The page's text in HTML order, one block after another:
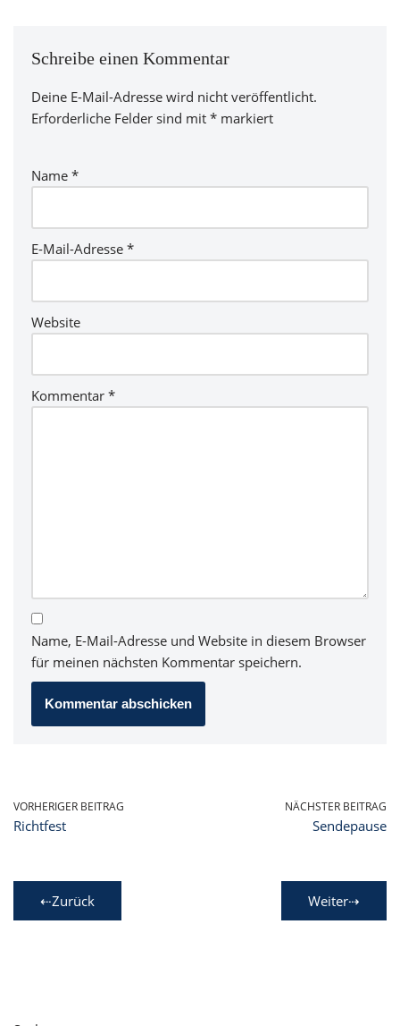
Schreibe einen Kommentar
Deine E-Mail-Adresse wird nicht veröffentlicht.
Erforderliche Felder sind mit * markiert
Name *
E-Mail-Adresse *
Website
Kommentar *
Name, E-Mail-Adresse und Website in diesem Browser
für meinen nächsten Kommentar speichern.
VORHERIGER BEITRAG
Richtfest
NÄCHSTER BEITRAG
Sendepause
⇠Zurück Weiter⇢